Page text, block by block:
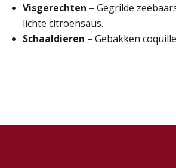
Visgerechten – Gegrilde
lichte citroensaus.
Schaaldieren – Gebakken